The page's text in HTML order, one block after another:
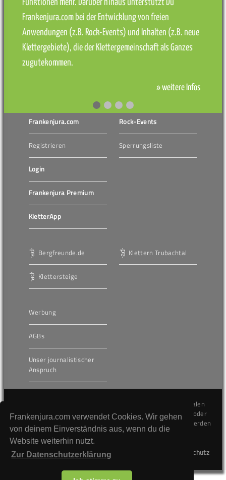
Frankenjura.com verwendet Cookies. Wir gehen
von deinem Einverständnis aus, wenn du die
Website weiterhin nutzt.
Zur Datenschutzerklärung
Funktionen mehr. Darüber hinaus unterstützt Du
Frankenjura.com bei der Entwicklung von freien
Anwendungen (z.B. Rock-Events) und Inhalten (z.B. neue
Klettergebiete), die der Klettergemeinschaft als Ganzes
zugutekommen.
» weitere Infos
Frankenjura.com
Registrieren
Login
Frankenjura Premium
KletterApp
Rock-Events
Sperrungsliste
Bergfreunde.de
Klettersteige
Klettern Trubachtal
Werbung
AGBs
Unser journalistischer
Anspruch
Die hier veröffentlichten Inhalte unterliegen dem internationalen
Urheberrecht (Copyright) und dürfen nicht kopiert, verändert oder
unverändert wiederveröffentlicht werden. Gegen Verstöße werden
wir auf juristischem Wege vorgehen.
Kontakt
Datenschutz